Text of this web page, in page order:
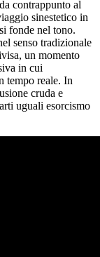
contrappunto al
sinestetico in
fonde nel tono.
senso tradizionale
un momento
in cui
tempo reale. In
cruda e
uguali esorcismo